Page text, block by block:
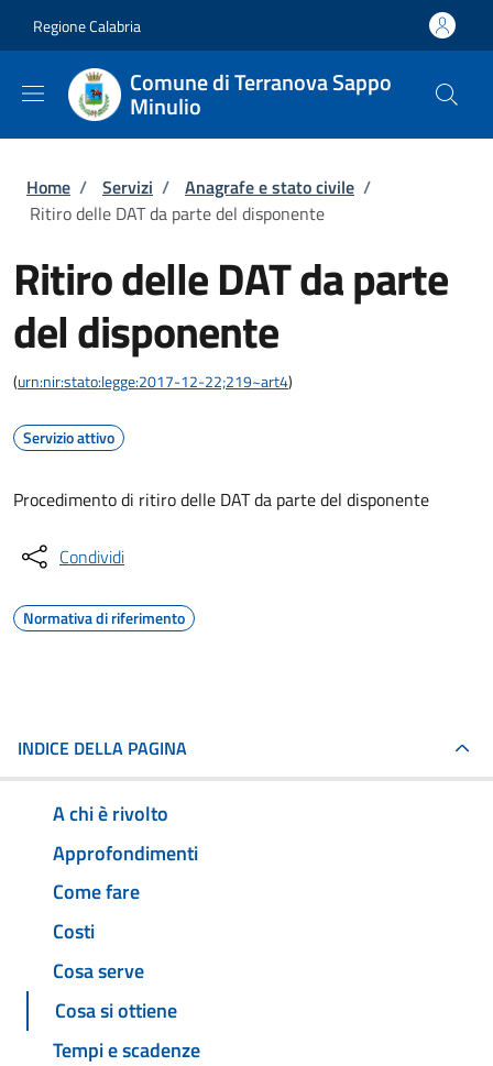
Regione Calabria
Comune di Terranova Sappo
Minulio
Briciole di pane
Home / Servizi / Anagrafe e stato civile /
Ritiro delle DAT da parte del disponente
Ritiro delle DAT da parte
del disponente
(urn:nir:stato:legge:2017-12-22;219~art4)
Servizio attivo
Procedimento di ritiro delle DAT da parte del disponente
Condividi
Normativa di riferimento
INDICE DELLA PAGINA
A chi è rivolto
Approfondimenti
Come fare
Costi
Cosa serve
Cosa si ottiene
Tempi e scadenze